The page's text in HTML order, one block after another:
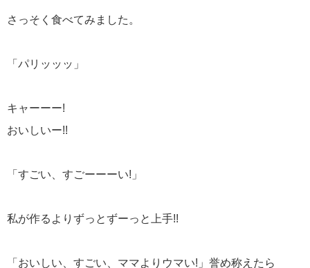
さっそく食べてみました。
「パリッッッ」
キャーーー!
おいしいー!!
「すごい、すごーーーい!」
私が作るよりずっとずーっと上手!!
「おいしい、すごい、ママよりウマい!」誉め称えたら